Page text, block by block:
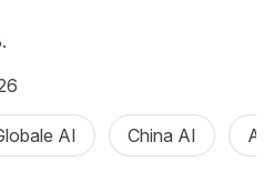
AI China AI AI